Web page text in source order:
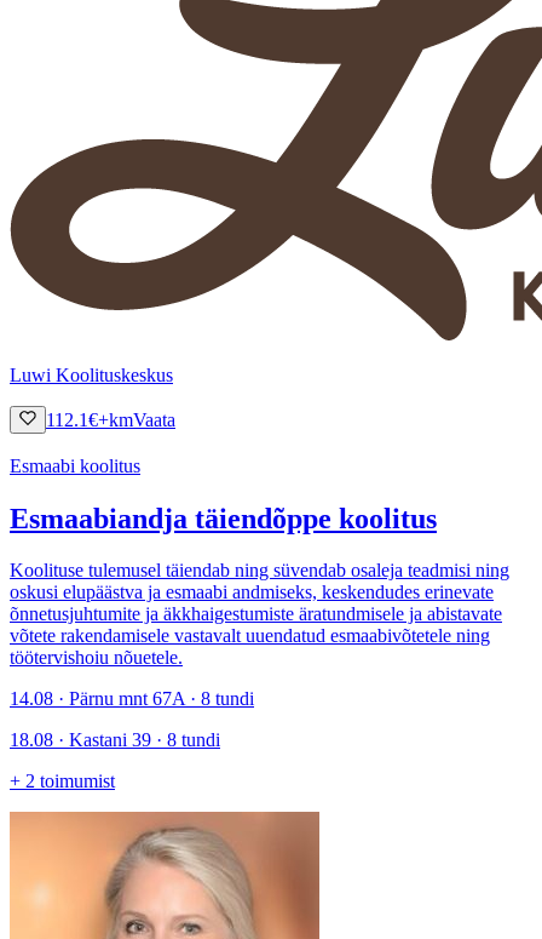
Luwi Koolituskeskus
112.1€+kmVaata
Esmaabi koolitus
Esmaabiandja täiendõppe koolitus
Koolituse tulemusel täiendab ning süvendab osaleja teadmisi ning
oskusi elupäästva ja esmaabi andmiseks, keskendudes erinevate
õnnetusjuhtumite ja äkkhaigestumiste äratundmisele ja abistavate
võtete rakendamisele vastavalt uuendatud esmaabivõtetele ning
töötervishoiu nõuetele.
14.08 · Pärnu mnt 67A · 8 tundi
18.08 · Kastani 39 · 8 tundi
+ 2 toimumist